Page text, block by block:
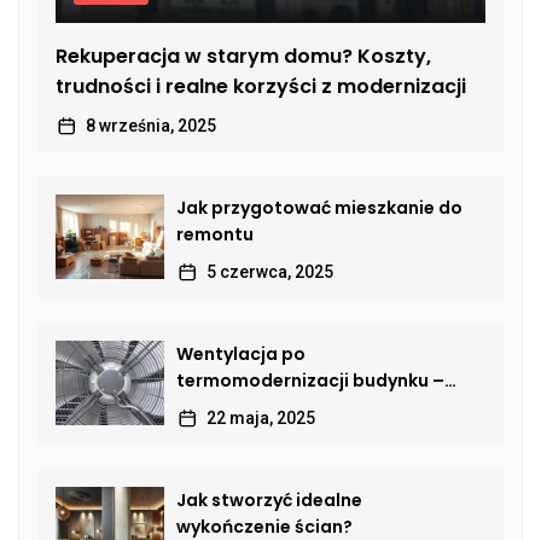
Rekuperacja w starym domu? Koszty,
trudności i realne korzyści z modernizacji
8 września, 2025
Jak przygotować mieszkanie do
remontu
5 czerwca, 2025
Wentylacja po
termomodernizacji budynku –
jak przywrócić sprawną wymianę
powietrza?
22 maja, 2025
Jak stworzyć idealne
wykończenie ścian?